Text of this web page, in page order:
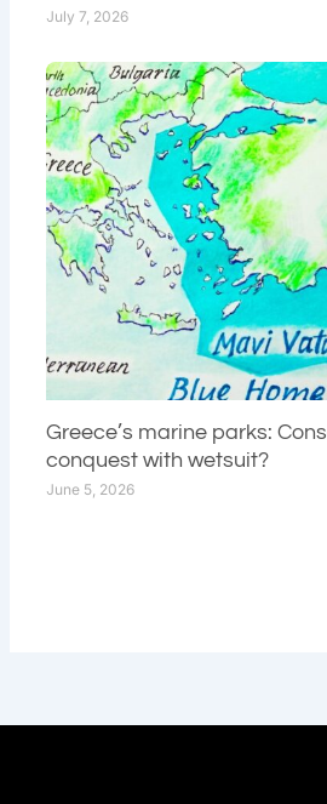
July 7, 2026
Greece’s marine parks:
conquest with wetsuit?
June 5, 2026